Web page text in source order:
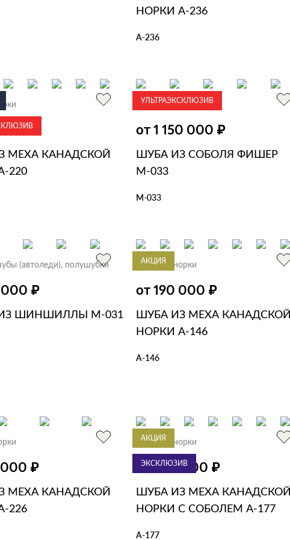
НОРКИ А-236
А-236
000₽
МЕХА КАНАДСКОЙ
220
УЛЬТРАЭКСКЛЮЗИВ
Шубы из соболя
от 1 150 000 ₽
ШУБА ИЗ СОБОЛЯ ФИШЕР
М-033
М-033
(автоледи), полушубки
000 ₽
ШИНШИЛЛЫ М-031
АКЦИЯ
Шубы из норки
от 190 000 ₽
ШУБА ИЗ МЕХА КАНАДСКОЙ
НОРКИ А-146
А-146
000 ₽
МЕХА КАНАДСКОЙ
226
АКЦИЯ
ЭКСКЛЮЗИВ
Шубы из норки
от 320 000 ₽
ШУБА ИЗ МЕХА КАНАДСКОЙ
НОРКИ С СОБОЛЕМ А-177
А-177